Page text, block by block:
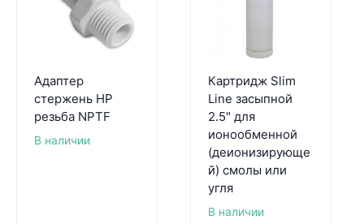
Адаптер
стержень НР
резьба NPTF
В наличии
Картридж Slim
Line засыпной
2.5" для
ионообменной
(деионизирующе
й) смолы или
угля
В наличии